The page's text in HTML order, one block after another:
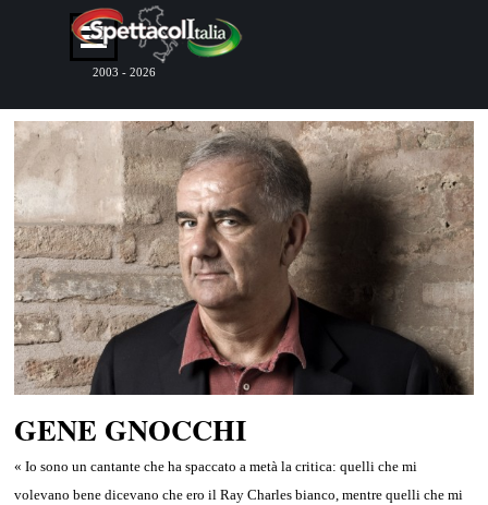
Vai ai contenuti
Salta menù
2003 - 2026
GENE GNOCCHI
« Io sono un cantante che ha spaccato a metà la critica: quelli che mi
volevano bene dicevano che ero il Ray Charles bianco, mentre quelli che mi